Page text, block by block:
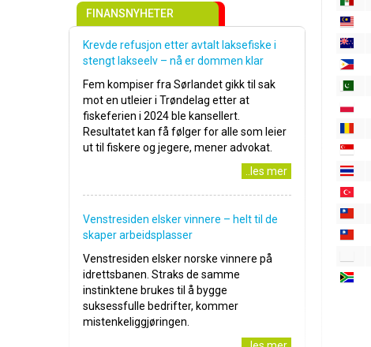
FINANSNYHETER
Krevde refusjon etter avtalt laksefiske i
stengt lakseelv – nå er dommen klar
Fem kompiser fra Sørlandet gikk til sak
mot en utleier i Trøndelag etter at
fiskeferien i 2024 ble kansellert.
Resultatet kan få følger for alle som leier
ut til fiskere og jegere, mener advokat.
..les mer
Venstresiden elsker vinnere – helt til de
skaper arbeidsplasser
Venstresiden elsker norske vinnere på
idrettsbanen. Straks de samme
instinktene brukes til å bygge
suksessfulle bedrifter, kommer
mistenkeliggjøringen.